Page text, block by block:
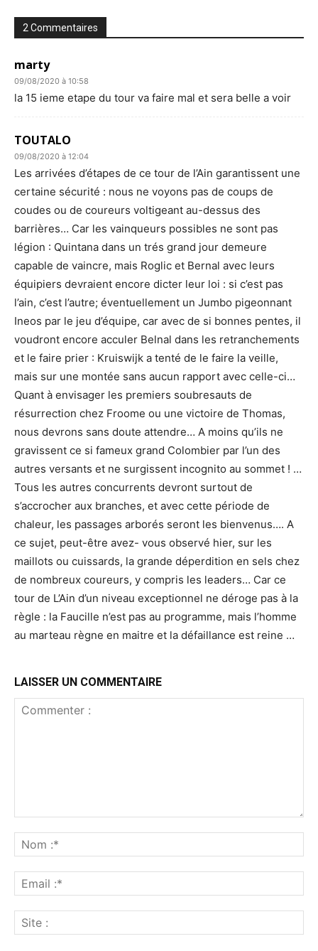
2 Commentaires
marty
09/08/2020 à 10:58
la 15 ieme etape du tour va faire mal et sera belle a voir
TOUTALO
09/08/2020 à 12:04
Les arrivées d’étapes de ce tour de l’Ain garantissent une
certaine sécurité : nous ne voyons pas de coups de
coudes ou de coureurs voltigeant au-dessus des
barrières… Car les vainqueurs possibles ne sont pas
légion : Quintana dans un trés grand jour demeure
capable de vaincre, mais Roglic et Bernal avec leurs
équipiers devraient encore dicter leur loi : si c’est pas
l’ain, c’est l’autre; éventuellement un Jumbo pigeonnant
Ineos par le jeu d’équipe, car avec de si bonnes pentes, il
voudront encore acculer Belnal dans les retranchements
et le faire prier : Kruiswijk a tenté de le faire la veille,
mais sur une montée sans aucun rapport avec celle-ci…
Quant à envisager les premiers soubresauts de
résurrection chez Froome ou une victoire de Thomas,
nous devrons sans doute attendre… A moins qu’ils ne
gravissent ce si fameux grand Colombier par l’un des
autres versants et ne surgissent incognito au sommet ! …
Tous les autres concurrents devront surtout de
s’accrocher aux branches, et avec cette période de
chaleur, les passages arborés seront les bienvenus…. A
ce sujet, peut-être avez- vous observé hier, sur les
maillots ou cuissards, la grande déperdition en sels chez
de nombreux coureurs, y compris les leaders… Car ce
tour de L’Ain d’un niveau exceptionnel ne déroge pas à la
règle : la Faucille n’est pas au programme, mais l’homme
au marteau règne en maitre et la défaillance est reine …
LAISSER UN COMMENTAIRE